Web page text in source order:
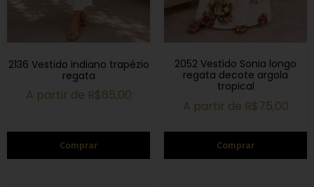
2136 Vestido indiano trapézio
regata
A partir de R$65,00
Comprar
2052 Vestido Sonia longo
regata decote argola
tropical
A partir de R$75,00
Comprar